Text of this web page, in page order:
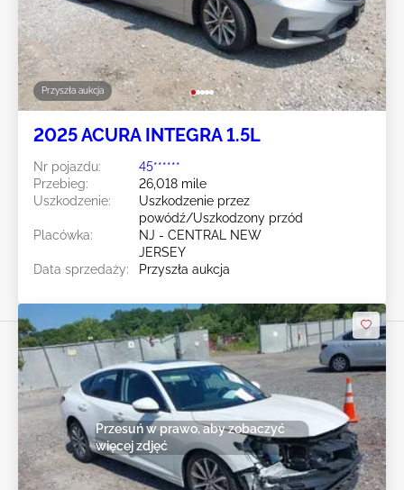
Przyszła aukcja
2025 ACURA INTEGRA 1.5L
Nr pojazdu:
45******
Przebieg:
26,018 mile
Uszkodzenie:
Uszkodzenie przez
powódź/Uszkodzony przód
Placówka:
NJ - CENTRAL NEW
JERSEY
Data sprzedaży:
Przyszła aukcja
Przesuń w prawo, aby zobaczyć
więcej zdjęć